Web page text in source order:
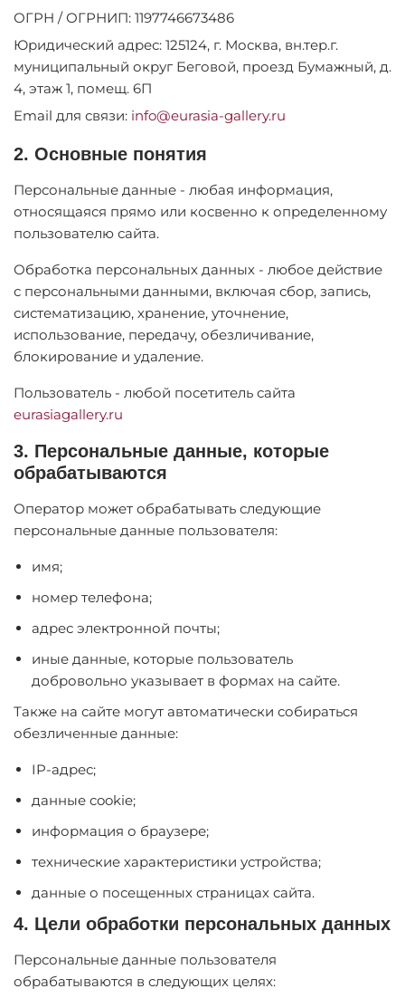
ОГРН / ОГРНИП: 1197746673486
Юридический адрес: 125124, г. Москва, вн.тер.г.
муниципальный округ Беговой, проезд Бумажный, д.
4, этаж 1, помещ. 6П
Email для связи: info@eurasia-gallery.ru
2. Основные понятия
Персональные данные - любая информация,
относящаяся прямо или косвенно к определенному
пользователю сайта.
Обработка персональных данных - любое действие
с персональными данными, включая сбор, запись,
систематизацию, хранение, уточнение,
использование, передачу, обезличивание,
блокирование и удаление.
Пользователь - любой посетитель сайта
eurasiagallery.ru
3. Персональные данные, которые
обрабатываются
Оператор может обрабатывать следующие
персональные данные пользователя:
имя;
номер телефона;
адрес электронной почты;
иные данные, которые пользователь
добровольно указывает в формах на сайте.
Также на сайте могут автоматически собираться
обезличенные данные:
IP-адрес;
данные cookie;
информация о браузере;
технические характеристики устройства;
данные о посещенных страницах сайта.
4. Цели обработки персональных данных
Персональные данные пользователя
обрабатываются в следующих целях: